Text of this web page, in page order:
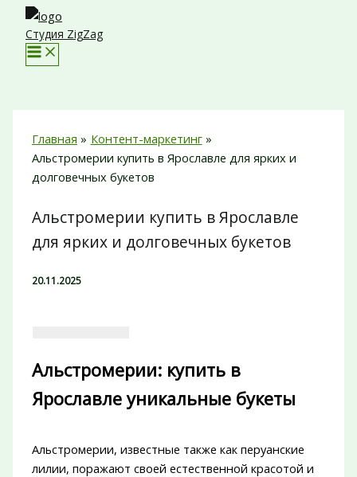
Перейти
содержимому
Студия ZigZag
Главная
Контент-маркетинг
Альстромерии купить в Ярославле для ярких и
долговечных букетов
Альстромерии купить в Ярославле
для ярких и долговечных букетов
20.11.2025
Альстромерии: купить в
Ярославле уникальные букеты
Альстромерии, известные также как перуанские
лилии, поражают своей естественной красотой и